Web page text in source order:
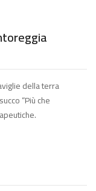
della terra
“Più che